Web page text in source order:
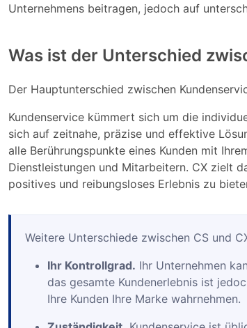
Unternehmens beitragen, jedoch auf
Was ist der Unterschied
Der Hauptunterschied zwischen
Kundenservice kümmert sich um die
sich auf zeitnahe, präzise und effektive
alle Berührungspunkte eines Kunden mit
Dienstleistungen und Mitarbeitern. CX zielt
positives und reibungsloses Erlebnis zu
Weitere Unterschiede zwischen CS und
Ihr Kontrollgrad. Ihr Unternehmen
das gesamte Kundenerlebnis ist
Ihre Kunden Ihre Marke wahrnehmen.